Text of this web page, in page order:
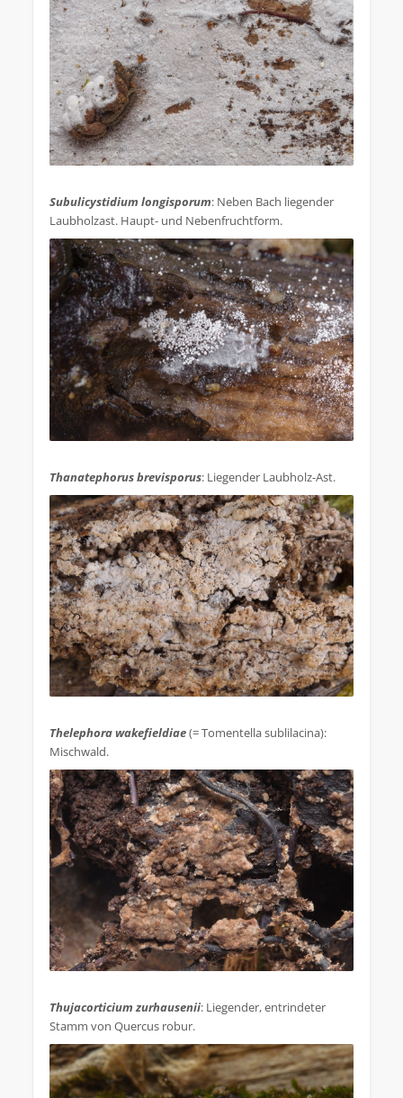
Subulicystidium longisporum: Neben Bach liegender
Laubholzast. Haupt- und Nebenfruchtform.
Thanatephorus brevisporus: Liegender Laubholz-Ast.
Thelephora wakefieldiae(= Tomentella sublilacina):
Mischwald.
Thujacorticium zurhausenii: Liegender, entrindeter
Stamm von Quercus robur.